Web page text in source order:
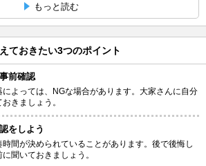
もっと読む
ておきたい3つのポイント
前確認
よっては、NGな場合があります。大家さんに自分
きましょう。
をしよう
間が決められていることがあります。後で後悔し
聞いておきましょう。